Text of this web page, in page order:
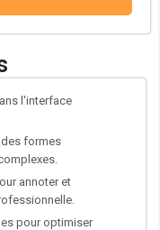
l'interface
formes
annoter et
pour optimiser